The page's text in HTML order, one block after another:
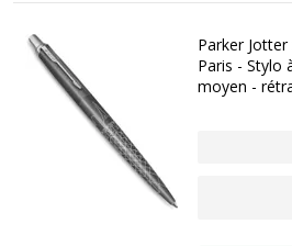
Parker
Paris - Stylo
moyen -